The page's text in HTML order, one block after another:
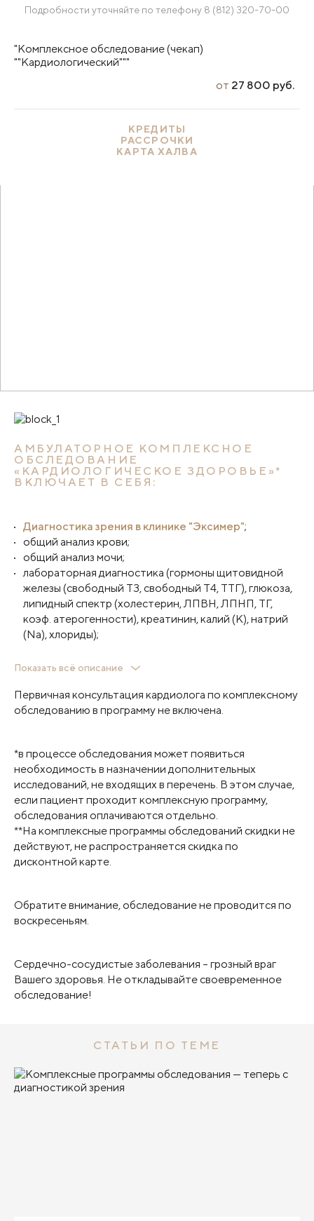
Подробности уточняйте по телефону 8 (812) 320-70-00
"Комплексное обследование (чекап)
""Кардиологический"""
от 27 800 руб.
КРЕДИТЫ
РАССРОЧКИ
КАРТА ХАЛВА
АМБУЛАТОРНОЕ КОМПЛЕКСНОЕ
ОБСЛЕДОВАНИЕ
«КАРДИОЛОГИЧЕСКОЕ ЗДОРОВЬЕ»*
ВКЛЮЧАЕТ В СЕБЯ:
Диагностика зрения в клинике "Эксимер";
общий анализ крови;
общий анализ мочи;
лабораторная диагностика (гормоны щитовидной
железы (свободный T3, свободный Т4, ТТГ), глюкоза,
липидный спектр (холестерин, ЛПВН, ЛПНП, ТГ,
коэф. атерогенности), креатинин, калий (К), натрий
(Na), хлориды);
функциональная диагностика (электрокардиография
холтеровское мониторирование ЭКГ (ЭКГ+ АД).
Показать всё описание
Первичная консультация кардиолога по комплексному
обследованию в программу не включена.
*в процессе обследования может появиться
необходимость в назначении дополнительных
исследований, не входящих в перечень. В этом случае,
если пациент проходит комплексную программу,
обследования оплачиваются отдельно.
**На комплексные программы обследований скидки не
действуют, не распространяется скидка по
дисконтной карте.
Обратите внимание, обследование не проводится по
воскресеньям.
Сердечно-сосудистые заболевания – грозный враг
Вашего здоровья. Не откладывайте своевременное
обследование!
СТАТЬИ ПО ТЕМЕ